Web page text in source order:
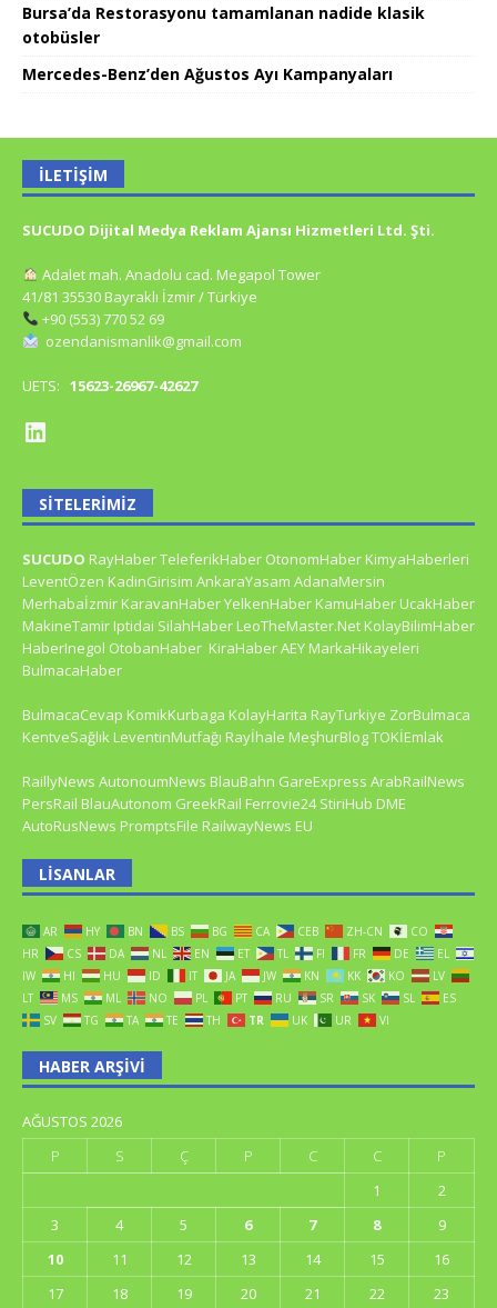
Bursa’da Restorasyonu tamamlanan nadide klasik
otobüsler
Mercedes-Benz’den Ağustos Ayı Kampanyaları
İLETIŞIM
SUCUDO Dijital Medya Reklam Ajansı Hizmetleri Ltd. Şti.
Adalet mah. Anadolu cad. Megapol Tower
41/81 35530 Bayraklı İzmir / Türkiye
+90 (553) 770 52 69
ozendanismanlik@gmail.com
UETS: 15623-26967-42627
SITELERIMIZ
SUCUDO RayHaberTeleferikHaber OtonomHaber KimyaHaberleri
LeventÖzen KadinGirisim AnkaraYasam AdanaMersin
Merhabaİzmir KaravanHaberYelkenHaber KamuHaber UcakHaber
MakineTamir Iptidai SilahHaber LeoTheMaster.Net KolayBilimHaber
HaberInegol OtobanHaber KiraHaberAEY MarkaHikayeleri
BulmacaHaber
BulmacaCevap KomikKurbaga KolayHarita RayTurkiye ZorBulmaca
KentveSağlık LeventinMutfağı Rayİhale MeşhurBlogTOKİEmlak
RaillyNews AutonoumNews BlauBahn GareExpress ArabRailNews
PersRail BlauAutonom GreekRail Ferrovie24 StiriHub DME
AutoRusNews PromptsFile RailwayNews EU
LISANLAR
AR HY BN BS BG CA CEB ZH-CN
CO
HR
CS DA NL EN ET TL FI FR DE
EL
IW
HI HU ID IT JA JW KN KK KO
LV
LT
MS ML NO PL PT RU SR SK SL
ES
SV
TG TA TE TH TR UK UR VI
HABER ARŞIVI
AĞUSTOS 2026
P
S Ç P C C
P
1
2
3
4 5 6 7 8
9
10
11 12 13 14 15
16
17
18 19 20 21 22 23